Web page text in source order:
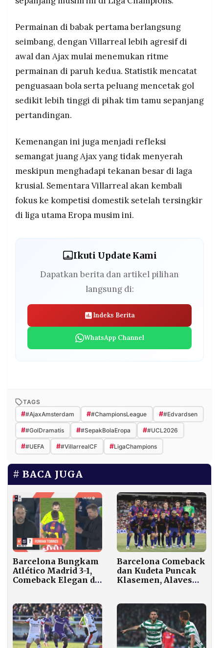
Permainan di babak pertama berlangsung
seimbang, dengan Villarreal lebih agresif di
awal dan Ajax mulai menemukan ritme
permainan di paruh kedua. Statistik mencatat
penguasaan bola serta peluang mencetak gol
sedikit lebih tinggi di pihak tim tamu sepanjang
pertandingan.
Kemenangan ini juga menjadi refleksi
semangat juang Ajax yang tidak menyerah
meskipun menghadapi tekanan besar di laga
krusial. Sementara Villarreal akan kembali
fokus ke kompetisi domestik setelah tersingkir
di liga utama Eropa musim ini.
Ikuti Update Kami
Dapatkan berita dan artikel pilihan
langsung di:
Indeks Berita
WhatsApp Channel
TAGS
##AjaxAmsterdam ##ChampionsLeague ##Edvardsen
##GolDramatis ##SepakBolaEropa ##UCL2026
##UEFA ##VillarrealCF #LigaChampions
BACA JUGA
Barcelona Bungkam
Atlético Madrid 3-1,
Comeback Elegan di
Barcelona Comeback
dan Kudeta Puncak
Klasemen, Alaves